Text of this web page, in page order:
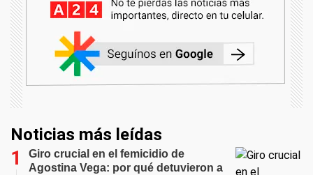
Noticias más leídas
Giro crucial en el femicidio de
Agostina Vega: por qué detuvieron a